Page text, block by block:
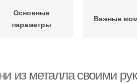
Основные
параметры
Важные
из металла своими